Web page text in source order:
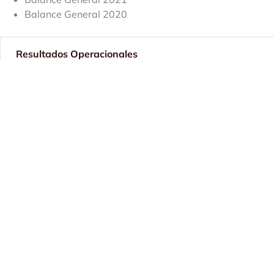
Balance General 2020
Resultados Operacionales